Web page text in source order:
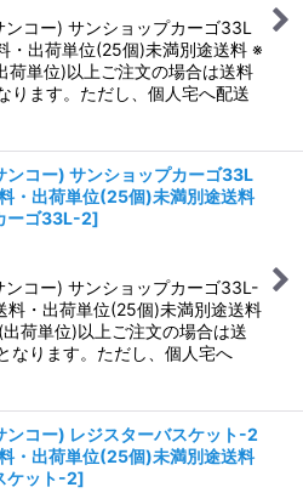
コー) サンショップカーゴ33L
・出荷単位(25個)未満別途送料 ※
荷単位)以上ご注文の場合は送料
ります。ただし、個人宅へ配送
ンコー) サンショップカーゴ33L
・出荷単位(25個)未満別途送料
ーゴ33L-2]
ンコー) サンショップカーゴ33L-
料・出荷単位(25個)未満別途送料
荷単位)以上ご注文の場合は送
なります。ただし、個人宅へ
ンコー) レジスターバスケット-2
・出荷単位(25個)未満別途送料
ケット-2]